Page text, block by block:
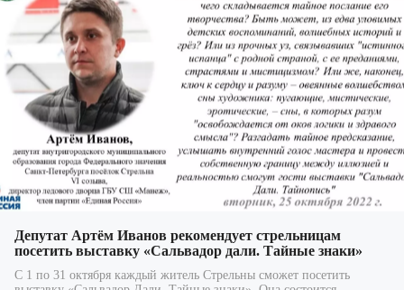
Депутат Артём Иванов рекомендует стрельницам
посетить выставку «Сальвадор дали. Тайные знаки»
С 1 по 31 октября каждый житель Стрельны сможет посетить